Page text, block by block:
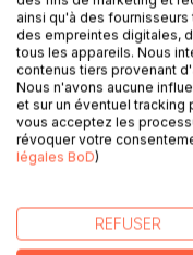
DESCRIPTION
Et si une opportunité
vous pouvez
familiarisant avec les
ainsi qu'à des
des empreintes digitales,
tous les appareils. Nous
contenus tiers provenant
Nous n'avons aucune
et sur un éventuel tracking
vous acceptez les
révoquer votre
légales BoD)
REFUSER